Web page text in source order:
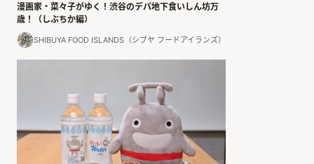
漫画家・菜々子がゆく！渋谷のデパ地下食いしん坊万
歳！（しぶちか編）
SHIBUYA FOOD ISLANDS（シブヤ フードアイランズ）